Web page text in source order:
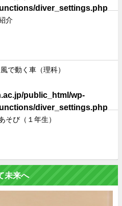
diver_settings.php
public_html/wp-
diver_settings.php
介
で動く車（理科）
そび（１年生）
未来へ